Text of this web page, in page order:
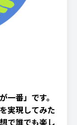
一番」です。
実現してみた
で誰でも楽し